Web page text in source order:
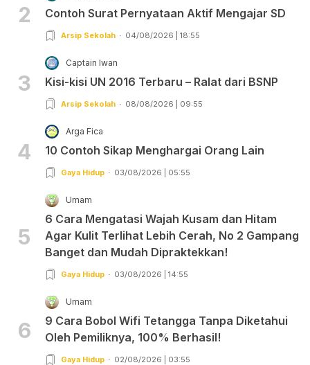
2 Contoh Surat Pernyataan Aktif Mengajar SD
Arsip Sekolah 04/08/2026 | 18:55
3
Captain Iwan
Kisi-kisi UN 2016 Terbaru – Ralat dari BSNP
Arsip Sekolah 08/08/2026 | 09:55
4
Arga Fica
10 Contoh Sikap Menghargai Orang Lain
Gaya Hidup 03/08/2026 | 05:55
5
Umam
6 Cara Mengatasi Wajah Kusam dan Hitam
Agar Kulit Terlihat Lebih Cerah, No 2 Gampang
Banget dan Mudah Dipraktekkan!
Gaya Hidup 03/08/2026 | 14:55
6
Umam
9 Cara Bobol Wifi Tetangga Tanpa Diketahui
Oleh Pemiliknya, 100% Berhasil!
Gaya Hidup 02/08/2026 | 03:55